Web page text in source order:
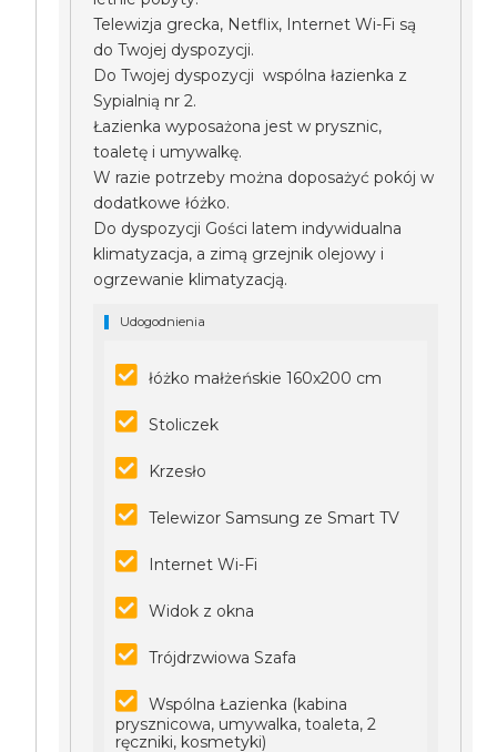
Telewizja grecka, Netflix, Internet Wi-Fi są
do Twojej dyspozycji.
Do Twojej dyspozycji wspólna łazienka z
Sypialnią nr 2.
Łazienka wyposażona jest w prysznic,
toaletę i umywalkę.
W razie potrzeby można doposażyć pokój w
dodatkowe łóżko.
Do dyspozycji Gości latem indywidualna
klimatyzacja, a zimą grzejnik olejowy i
ogrzewanie klimatyzacją.
Udogodnienia
łóżko małżeńskie 160x200 cm
Stoliczek
Krzesło
Telewizor Samsung ze Smart TV
Internet Wi-Fi
Widok z okna
Trójdrzwiowa Szafa
Wspólna Łazienka (kabina
prysznicowa, umywalka, toaleta, 2
ręczniki, kosmetyki)